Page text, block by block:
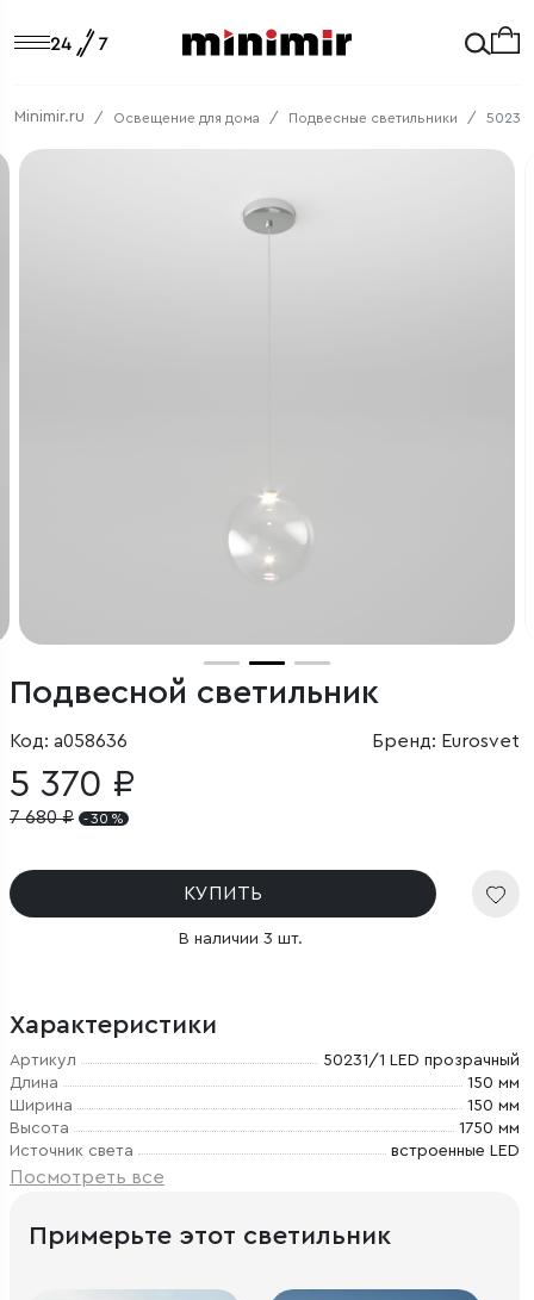
Minimir.ru Освещение для дома Подвесные светильники
Подвесной светильник
Код: a058636 Бренд: Eurosvet
5 370 ₽
7 680₽ - 30 %
КУПИТЬ
В наличии 3 шт.
Характеристики
Артикул
50231/1 LED прозрачный
Длина
150 мм
Ширина
150 мм
Высота
1750 мм
Источник света
встроенные LED
Посмотреть все
Примерьте этот светильник